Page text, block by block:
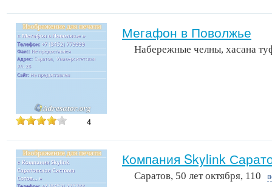
4
Мегафон в Поволжье
Набережные челны, хасана
Компания Skylink
Саратов, 50 лет октября, 110